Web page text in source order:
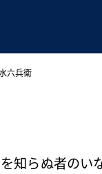
六兵衛
知らぬ者のい